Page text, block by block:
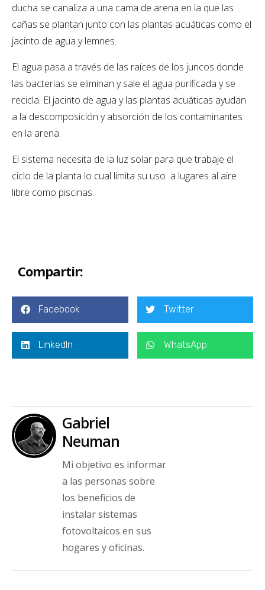
ducha se canaliza a una cama de arena en la que las
cañas se plantan junto con las plantas acuáticas como el
jacinto de agua y lemnes.
El agua pasa a través de las raíces de los juncos donde
las bacterias se eliminan y sale el agua purificada y se
recicla. El jacinto de agua y las plantas acuáticas ayudan
a la descomposición y absorción de los contaminantes
en la arena.
El sistema necesita de la luz solar para que trabaje el
ciclo de la planta lo cual limita su uso a lugares al aire
libre como piscinas.
Compartir:
Facebook Twitter
LinkedIn WhatsApp
Gabriel
Neuman
Mi objetivo es informar
a las personas sobre
los beneficios de
instalar sistemas
fotovoltaicos en sus
hogares y oficinas.